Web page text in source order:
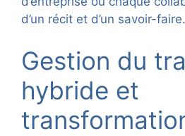
d’un récit et d’un savoir-faire.
Gestion du
hybride et